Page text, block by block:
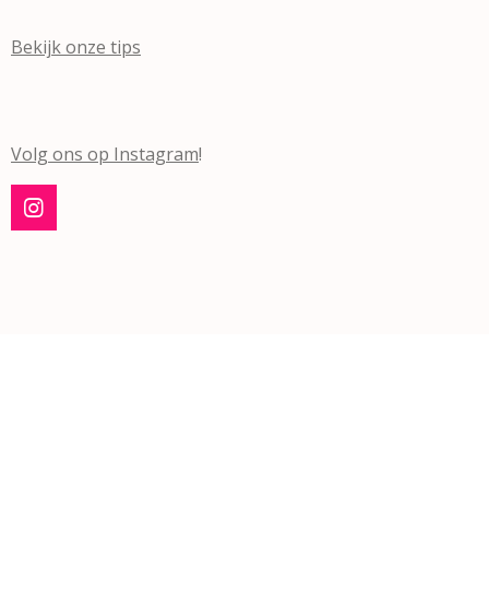
Bekijk onze tips
Volg ons op Instagram!
I
n